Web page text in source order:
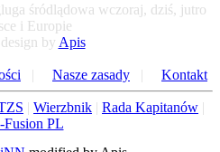
śródlądowa wczoraj, dziś, jutro
i Europie
by Apis
| Nasze zasady | Kontakt
| Wierzbnik | Rada Kapitanów |
Fusion PL